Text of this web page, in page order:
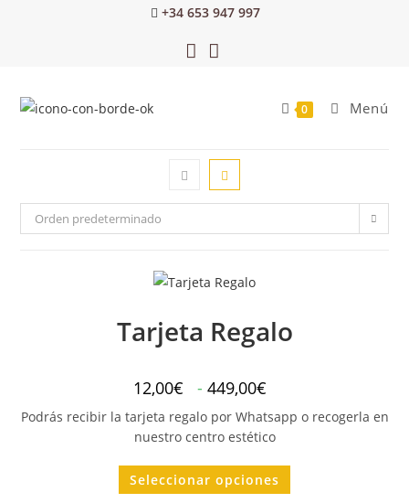
+34 653 947 997
0 Menú
Orden predeterminado
Tarjeta Regalo
12,00€ - 449,00€
Podrás recibir la tarjeta regalo por Whatsapp o recogerla en
nuestro centro estético
Seleccionar opciones